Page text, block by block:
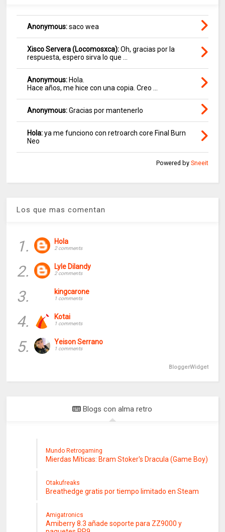
Anonymous:saco wea
Xisco Servera (Locomosxca):Oh, gracias por la
respuesta, espero sirva lo que ...
Anonymous: Hola.
Hace años, me hice con una copia. Creo ...
Anonymous:Gracias por mantenerlo
Hola:ya me funciono con retroarch core Final Burn
Neo
Powered by Sneeit
Los que mas comentan
1. Hola
2 comments
2. Lyle Dilandy
2 comments
3. kingcarone
1 comments
4. Kotai
1 comments
5. Yeison Serrano
1 comments
BloggerWidget
Blogs con alma retro
Mundo Retrogaming
Mierdas Míticas: Bram Stoker's Dracula (Game Boy)
Otakufreaks
Breathedge gratis por tiempo limitado en Steam
Amigatronics
Amiberry 8.3 añade soporte para ZZ9000 y